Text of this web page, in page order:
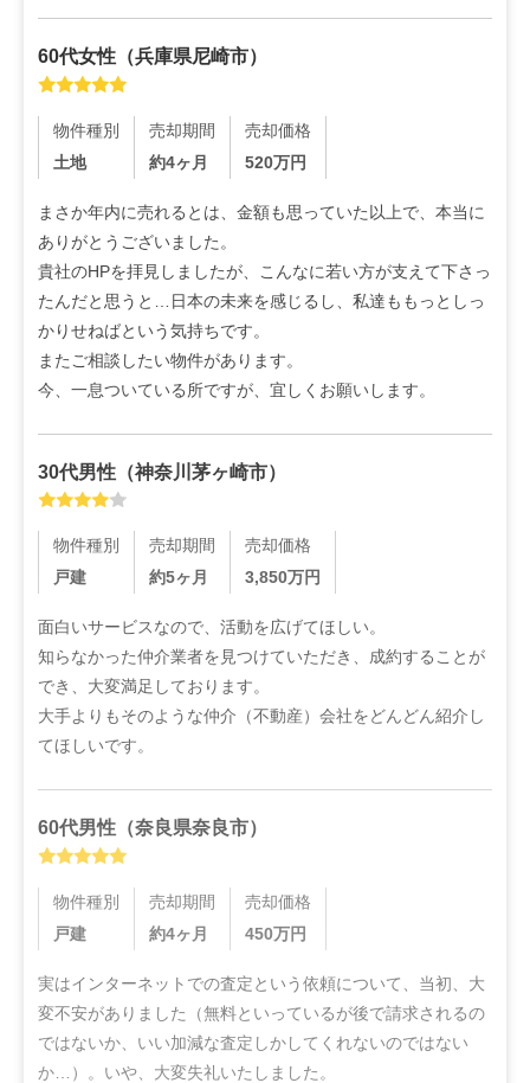
60代女性 （兵庫県尼崎市）
物件種別
土地
売却期間
約4ヶ月
売却価格
520万円
まさか年内に売れるとは、金額も思っていた以上で、本当に
ありがとうございました。
貴社のHPを拝見しましたが、こんなに若い方が支えて下さっ
たんだと思うと…日本の未来を感じるし、私達ももっとしっ
かりせねばという気持ちです。
またご相談したい物件があります。
今、一息ついている所ですが、宜しくお願いします。
30代男性 （神奈川茅ヶ崎市）
物件種別
戸建
売却期間
約5ヶ月
売却価格
3,850万円
面白いサービスなので、活動を広げてほしい。
知らなかった仲介業者を見つけていただき、成約することが
でき、大変満足しております。
大手よりもそのような仲介（不動産）会社をどんどん紹介し
てほしいです。
60代男性 （奈良県奈良市）
物件種別
戸建
売却期間
約4ヶ月
売却価格
450万円
実はインターネットでの査定という依頼について、当初、大
変不安がありました（無料といっているが後で請求されるの
ではないか、いい加減な査定しかしてくれないのではない
か…）。いや、大変失礼いたしました。